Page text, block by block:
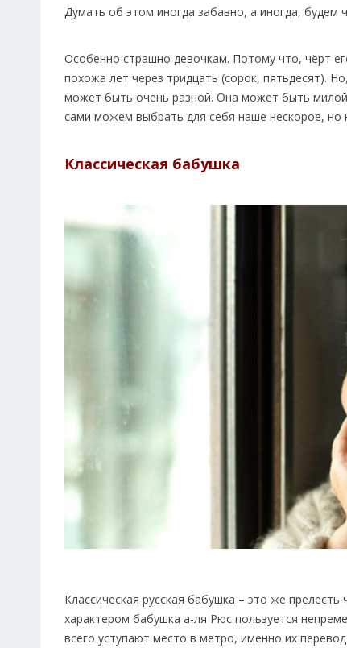
Думать об этом иногда забавно, а иногда, будем
Особенно страшно девочкам. Потому что, чёрт
похожа лет через тридцать (сорок, пятьдесят).
может быть очень разной. Она может быть
сами можем выбрать для себя наше нескорое, но
Классическая бабушка
Классическая русская бабушка – это же
характером бабушка а-ля Рюс пользуется
всего уступают место в метро, именно их